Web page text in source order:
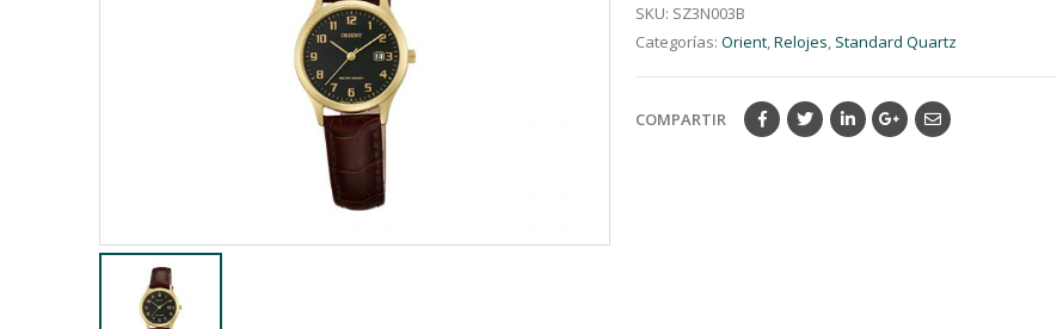
SKU: SZ3N003B
Categorías: Orient,Relojes, Standard Quartz
COMPARTIR